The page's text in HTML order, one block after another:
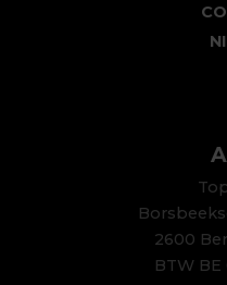
2600
BTW BE